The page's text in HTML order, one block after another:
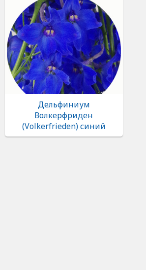
Дельфиниум
Волкерфриден
(Volkerfrieden) синий